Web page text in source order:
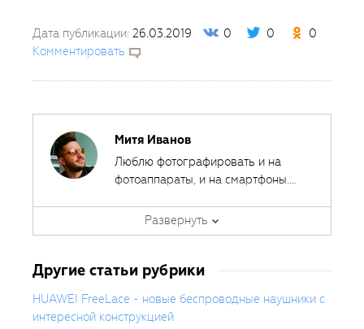
Дата публикации: 26.03.2019 0 0
0
Комментировать
Митя Иванов
Люблю фотографировать и на
фотоаппараты, и на смартфоны.
которая всегда с собой.
Автор курсов и эксперт
Fotoshkola.net
Развернуть
Другие статьи рубрики
HUAWEI FreeLace - новые беспроводные наушники с
интересной конструкцией